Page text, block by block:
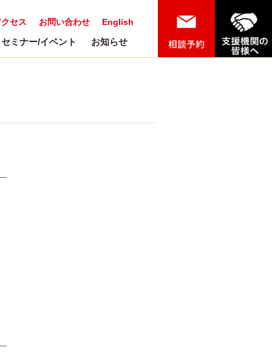
English
お問い合わせ
セス
セミナー/イベント お知らせ